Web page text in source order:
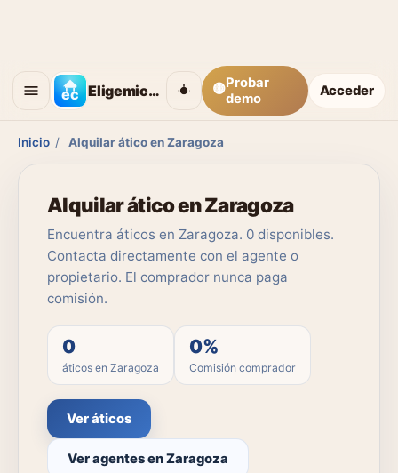
Eligemicasa 🟡Probar
demo
Acceder
Inicio / Alquilar ático en Zaragoza
Alquilar ático en Zaragoza
Encuentra áticos en Zaragoza. 0 disponibles.
Contacta directamente con el agente o
propietario. El comprador nunca paga
comisión.
0
áticos en Zaragoza
0%
Comisión comprador
Ver áticos
Ver agentes en Zaragoza